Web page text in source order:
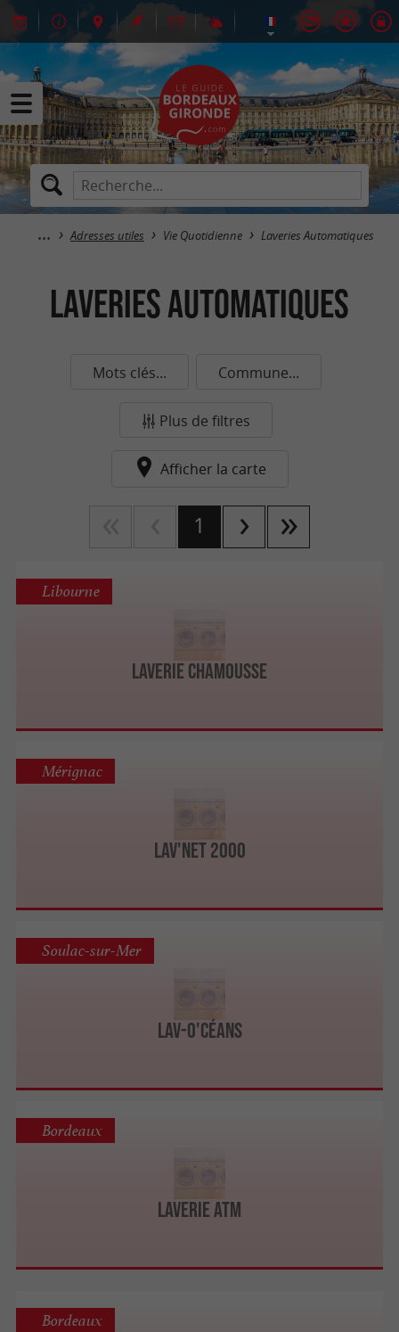
Adresses utiles Vie Quotidienne Laveries Automatiques
Laveries Automatiques
Mots clés... Commune...
Plus de filtres
Afficher la carte
1
Laverie Chamousse
Libourne
Lav'net 2000
Mérignac
Lav-O'céans
Soulac-sur-Mer
Laverie atm
Bordeaux
Bordeaux